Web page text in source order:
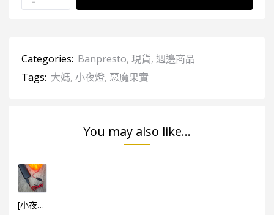
Categories: Banpresto, 現貨, 週邊商品
Tags: 大媽, 小夜燈, 惡魔果實
You may also like...
[小夜燈專用] USB小電池 線1米長 (有開關制)